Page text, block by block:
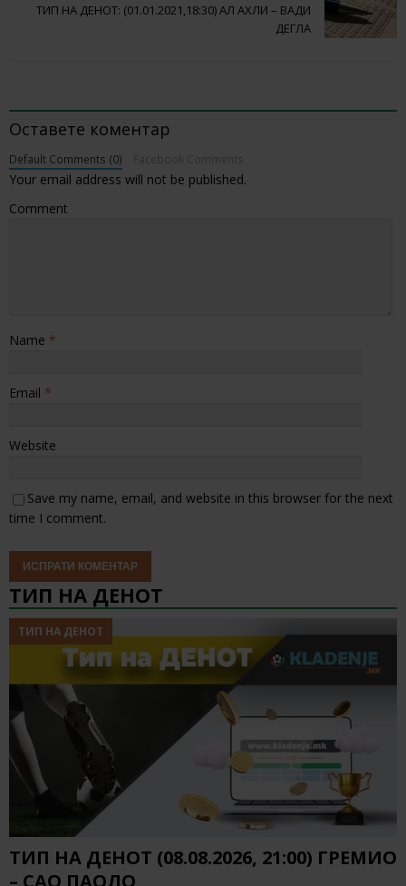
ТИП НА ДЕНОТ: (01.01.2021,18:30) АЛ АХЛИ – ВАДИ
ДЕГЛА
Оставете коментар
Default Comments (0)
Your email address will not be published.
Comment
Name *
Email *
Website
Save my name, email, and website in this browser for the next
time I comment.
ТИП НА ДЕНОТ
ТИП НА ДЕНОТ
ТИП НА ДЕНОТ (08.08.2026, 21:00) ГРЕМИО
– САО ПАОЛО